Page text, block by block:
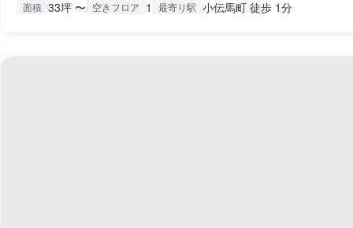
面積 33坪 〜 空きフロア 1 最寄り駅 小伝馬町 徒歩 1分